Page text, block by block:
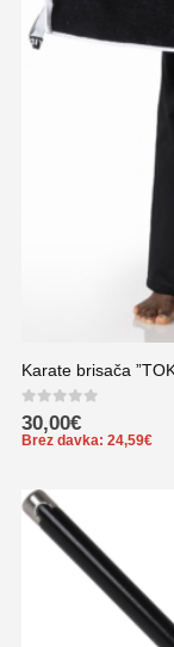
Karate brisača
0out of 5
30,00€
Brez davka: 24,59€